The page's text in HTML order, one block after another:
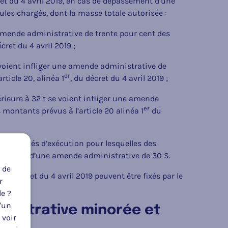
chargés, dont la masse totale autorisée :
administrative de trente pour cent des
du 4 avril 2019 ;
infliger une amende administrative de
20, alinéa 1er, du décret du 4 avril 2019 ;
à 32 t se voient infliger une amende
prévus à l’article 20 alinéa 1er du
arrêtés d’exécution pour lesquelles des
d’une amende administrative de 30 S.
du décret du 4 avril 2019 peuvent être fixés par le
minorée et
?
voir